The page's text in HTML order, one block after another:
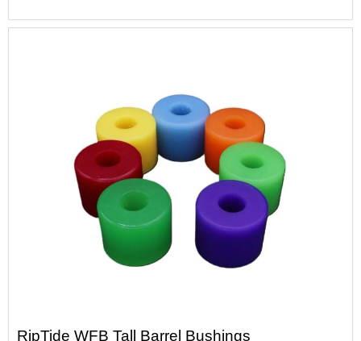
RipTide WFB Tall Barrel Bushings